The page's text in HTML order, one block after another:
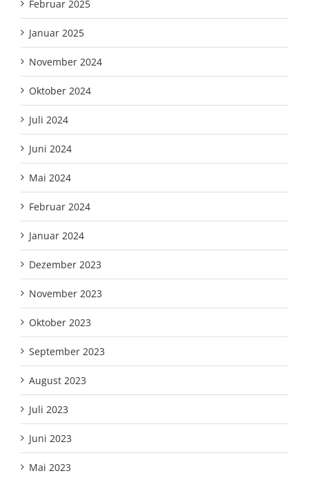
Februar 2025
Januar 2025
November 2024
Oktober 2024
Juli 2024
Juni 2024
Mai 2024
Februar 2024
Januar 2024
Dezember 2023
November 2023
Oktober 2023
September 2023
August 2023
Juli 2023
Juni 2023
Mai 2023